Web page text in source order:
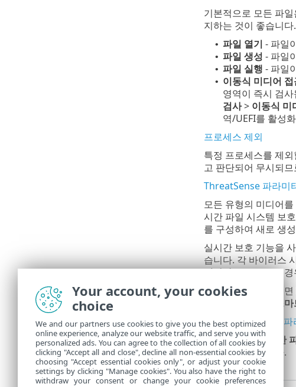
기본적으로 모든 파
지하는 것이 좋습니다.
• 파일 열기 - 파일
• 파일 생성 - 파일
• 파일 실행 - 파일
• 이동식 미디어 접
영역이 즉시 검
검사> 이동식 미
역/UEFI를 활성
프로세스 제외
특정 프로세스를 제
고 판단되어 무시되
ThreatSense 파라미
모든 유형의 미디어
시간 파일 시스템 보
를 구성하여 새로 생
실시간 보호 기능을
습니다. 각 바이러스
적화가비활성화된 경
이 설정을 수정하려면
스
추가 ThreatSense 파
새로 생성 및 수정한
수정할 수 있습니다.
Your account, your cookies
choice
We and our partners use cookies to give you the best optimized
online experience, analyze our website traffic, and serve you with
personalized ads. You can agree to the collection of all cookies by
clicking "Accept all and close", decline all non-essential cookies by
choosing "Accept essential cookies only", or adjust your cookie
settings by clicking "Manage cookies". You also have the right to
withdraw your consent or change your cookie preferences